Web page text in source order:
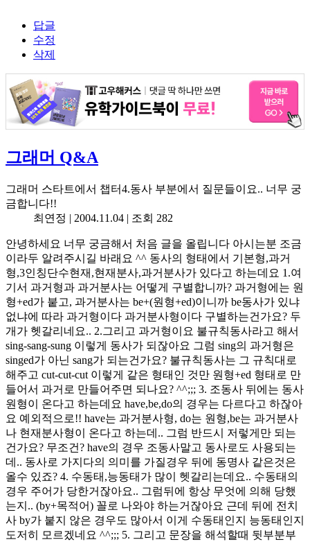
답글
수정
삭제
그래머 Q&A
그래머 스타트에서 챕터4.동사 부분에서 질문들이요.. 너무 궁
금합니다!!
최연정 | 2004.11.04 | 조회 282
안녕하세요 너무 궁금해서 처음 글을 올립니다 아시는분 조금
이라두 알려주시길 바래요 ^^ 동사의 형태에서 기본형,과거
형,3인칭단수현재,현재분사,과거분사가 있다고 하는데요 1.여
기서 과거형과 과거분사는 어떻게 구별합니까? 과거형에는 원
형+ed가 붙고, 과거분사는 be+(원형+ed)이니까 be동사가 있냐
없냐에 따라 과거형이다 과거분사형이다 구별하는건가요? 두
개가 헷갈리네요.. 2.그리고 과거형이요 불규칙동사라고 해서
sing-sang-sung 이렇게 동사가 되잖아요 그럼 sing의 과거형은
singed가 아닌 sang가 되는건가요? 불규칙동사는 그 규칙대로
해주고 cut-cut-cut 이렇게 같은 형태인 것만 원형+ed 형태로 만
들어서 과거로 만들어주면 되나요? ^^;;; 3. 조동사 뒤에는 동사
원형이 온다고 하는데요 have,be,do의 경우는 다르다고 하잖아
요 예외적으로!! have는 과거분사형, do는 원형,be는 과거분사
나 현재분사형이 온다고 하는데.. 그럼 반드시 저렇게만 되는
건가요? 무조건? have의 경우 조동사말고 동사로도 사용되는
데.. 동사로 가지다의 의미를 가질경우 뒤에 동명사 같은것은
올수 있죠? 4. 수동태,능동태가 많이 헷갈리는데요.. 수동태의
경우 주어가 당한거잖아요.. 그럼뒤에 항상 무엇에 의해 당했
는지.. (by+목적어) 꼴로 나와야 하는거잖아요 근데 뒤에 전치
사 by가 붙지 않은 경우도 많아서 이게 수동태인지 능동태인지
도저히 모르겠네요 ^^;;; 5. 그리고 문장을 해석할때 뒷부분부